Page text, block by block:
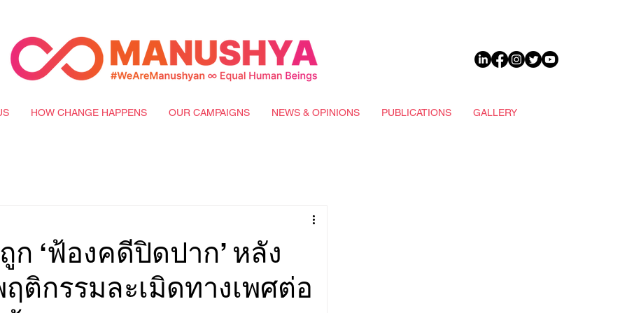
HOW CHANGE HAPPENS OUR CAMPAIGNS NEWS & OPINIONS PUBLICATIONS GALLERY
‘ฟ้องคดีปิดปาก’ หลัง
ติกรรมละเมิดทางเพศต่อ